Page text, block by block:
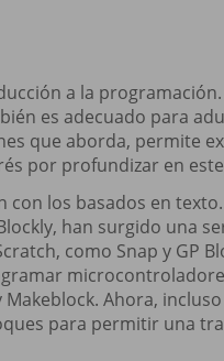
a la programación.
es adecuado para
que aborda, permite
por profundizar en
los basados en texto.
han surgido una
como Snap y GP
Ahora,
para permitir una